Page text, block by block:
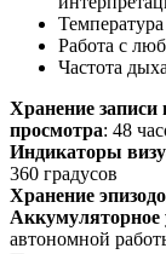
Работа с
Частота
Хранение
просмотра: 48
Индикаторы
360 градусов
Хранение
Аккумуляторное
автономной